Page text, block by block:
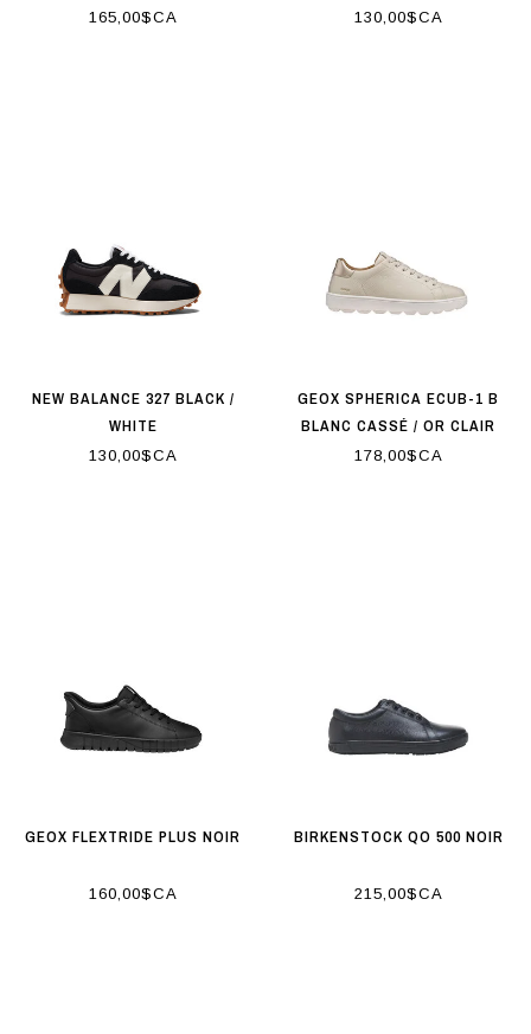
165,00$CA 130,00$CA
NEW BALANCE 327 BLACK /
WHITE
130,00$CA
GEOX SPHERICA ECUB-1 B
BLANC CASSÉ / OR CLAIR
178,00$CA
GEOX FLEXTRIDE PLUS NOIR
160,00$CA
BIRKENSTOCK QO 500 NOIR
215,00$CA